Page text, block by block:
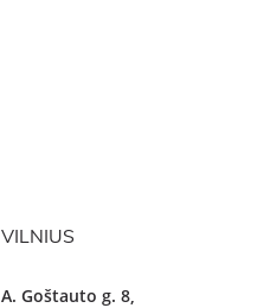
VILNIUS
A. Goštauto g. 8,